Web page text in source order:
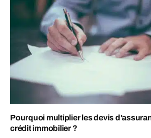
Pourquoi multiplier les devis
crédit immobilier ?